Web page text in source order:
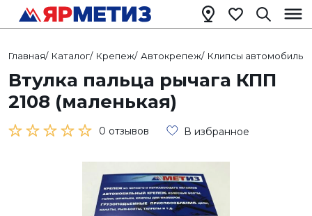
Главная/ Каталог/ Крепеж/ Автокрепеж/ Клипсы
Втулка пальца рычага КПП
2108 (маленькая)
0 отзывов В избранное